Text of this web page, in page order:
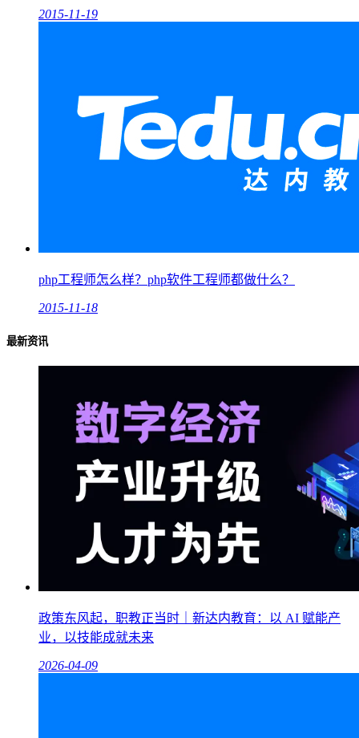
2015-11-19
php工程师怎么样？php软件工程师都做什么？
2015-11-18
最新资讯
政策东风起，职教正当时｜新达内教育：以 AI 赋能产
业，以技能成就未来
2026-04-09